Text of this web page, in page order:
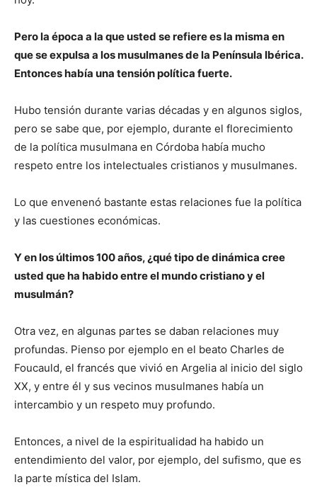
Pero la época a la que usted se refiere es la misma en
que se expulsa a los musulmanes de la Península Ibérica.
Entonces había una tensión política fuerte.
Hubo tensión durante varias décadas y en algunos siglos,
pero se sabe que, por ejemplo, durante el florecimiento
de la política musulmana en Córdoba había mucho
respeto entre los intelectuales cristianos y musulmanes.
Lo que envenenó bastante estas relaciones fue la política
y las cuestiones económicas.
Y en los últimos 100 años, ¿qué tipo de dinámica cree
usted que ha habido entre el mundo cristiano y el
musulmán?
Otra vez, en algunas partes se daban relaciones muy
profundas. Pienso por ejemplo en el beato Charles de
Foucauld, el francés que vivió en Argelia al inicio del siglo
XX, y entre él y sus vecinos musulmanes había un
intercambio y un respeto muy profundo.
Entonces, a nivel de la espiritualidad ha habido un
entendimiento del valor, por ejemplo, del sufismo, que es
la parte mística del Islam.